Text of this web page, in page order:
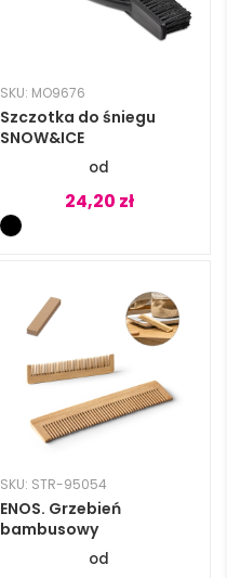
SKU: MO9676
Szczotka do śniegu
SNOW&ICE
24,20 zł
SKU: STR-95054
ENOS. Grzebień
bambusowy